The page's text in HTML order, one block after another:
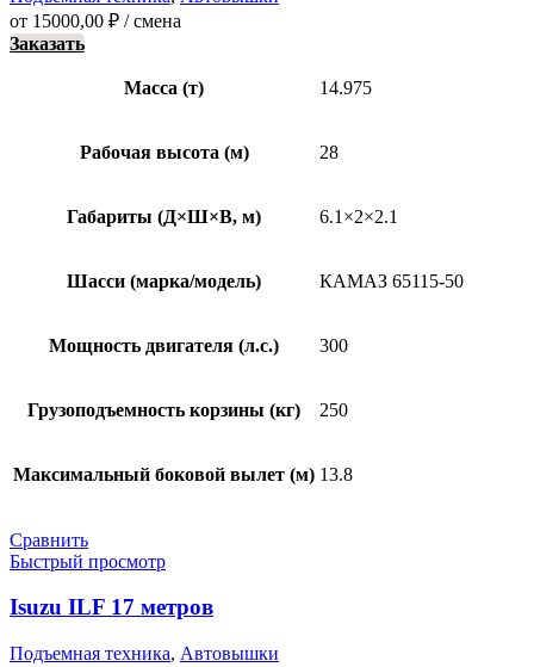
от 15000,00 ₽ / смена
Заказать
Масса (т) 14.975
Рабочая высота (м) 28
Габариты (Д×Ш×В, м) 6.1×2×2.1
Шасси (марка/модель) КАМАЗ 65115-50
Мощность двигателя (л.с.) 300
Грузоподъемность корзины (кг) 250
Максимальный боковой вылет (м) 13.8
Сравнить
Быстрый просмотр
Isuzu ILF 17 метров
Подъемная техника, Автовышки